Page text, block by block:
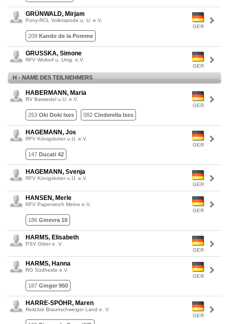
GER
GRÜNWALD, Mirjam
Pony-RCL Volkmarode u. U. e.V.
209 Kando de la Pomme
GER
GRUSSKA, Simone
RFV Woltorf u. Umg. e.V.
H - NAME DES TEILNEHMERS
GER
HABERMANN, Maria
RV Barwedel u.U. e.V.
253 Oki Doki Ixes 082 Cinderella Ixes
GER
HAGEMANN, Jos
RFV Königslutter u.U. e.V.
147 Ducati 42
GER
HAGEMANN, Svenja
RFV Königslutter u.U. e.V.
GER
HANSEN, Merle
RFV Papenteich Meine e.V.
186 Ginevra 10
GER
HARMS, Elisabeth
PSV Gitter e. V.
GER
HARMS, Hanna
RG Südheide e.V.
187 Ginger 950
GER
HARRE-SPÖHR, Maren
Reitclub Braunschweiger Land e. V.